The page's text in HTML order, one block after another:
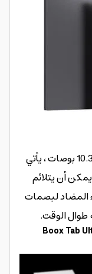
يأتي جهاز تابلت تاب الترا الذكي بمقاس 10.3 بوصات ، يأتي
أن يتلائم
المضاد لبصمات
طوال الوقت.